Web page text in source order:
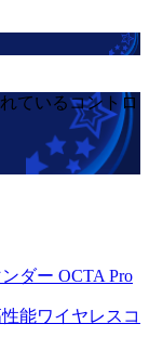
ているコントロ
ダー OCTA Pro
能ワイヤレスコ